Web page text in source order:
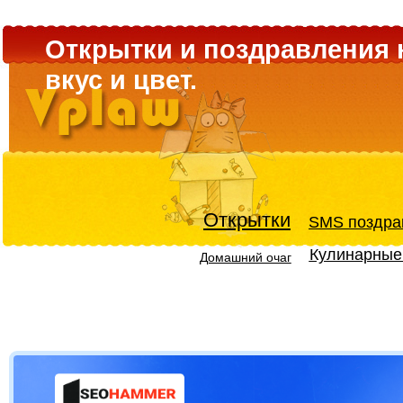
Открытки и поздравления
вкус и цвет.
Открытки SMS
Домашний очаг